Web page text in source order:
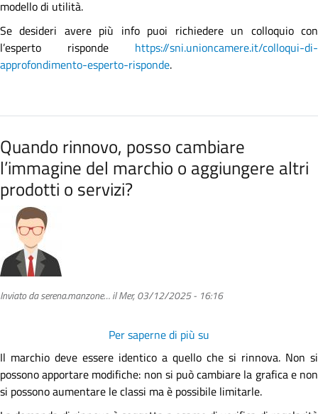
modello di utilità.
Se desideri avere più info puoi richiedere un colloquio con
l’esperto risponde https://sni.unioncamere.it/colloqui-di-
approfondimento-esperto-risponde.
Quando rinnovo, posso cambiare
l’immagine del marchio o aggiungere altri
prodotti o servizi?
Inviato daserena.manzone…ilMer, 03/12/2025 - 16:16
Per saperne di più su
rinnovo,
posso
cambiare
Il marchio deve essere identico a quello che si rinnova. Non si
possono apportare modifiche: non si può cambiare la grafica e non
si possono aumentare le classi ma è possibile limitarle.